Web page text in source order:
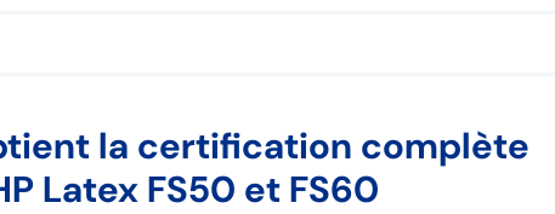
la certification complète
Latex FS50 et FS60